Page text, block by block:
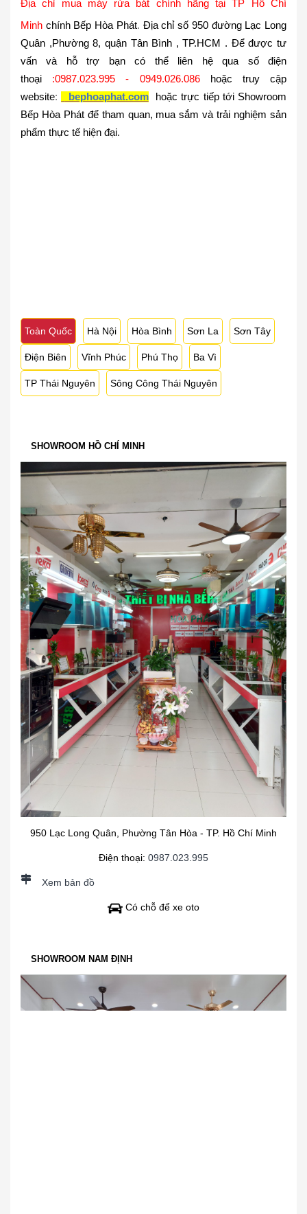
Địa chỉ mua máy rửa bát chính hãng tại TP Hồ Chí
Minh chính Bếp Hòa Phát. Địa chỉsố 950 đường Lạc Long
Quân ,Phường 8, quận Tân Bình , TP.HCM . Để được tư
vấn và hỗ trợ bạn có thể liên hệ qua số điện
thoại :0987.023.995 - 0949.026.086
hoặc truy cập
website: bephoaphat.com
hoặc trực tiếp tới Showroom
Bếp Hòa Phát để tham quan, mua sắm và trải nghiệm sản
phẩm thực tế hiện đại.
Toàn Quốc Hà Nội Hòa Bình Sơn La Sơn Tây
Điện Biên Vĩnh Phúc Phú Thọ Ba Vì
TP Thái Nguyên Sông Công Thái Nguyên
SHOWROOM HỒ CHÍ MINH
950 Lạc Long Quân, Phường Tân Hòa - TP. Hồ Chí Minh
Điện thoại: 0987.023.995
Xem bản đồ
Có chỗ để xe oto
SHOWROOM NAM ĐỊNH